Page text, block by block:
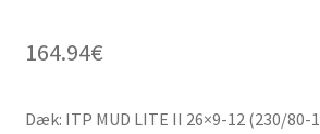
164.94€
Dæk: ITP MUD LITE II 26×9-12 (230/80-